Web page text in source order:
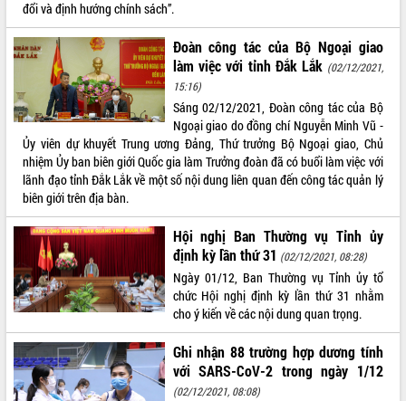
Hội thảo khoa học “Giải pháp thúc đẩy
phát triển nền kinh tế xanh tại tỉnh
Đắk Lắk”
Tăng cường giám sát, đôn đốc thực
hiện nhiệm vụ quản lý tài sản công
hàng tuần
Tháo gỡ những vướng mắc, đẩy mạnh
công tác cải cách thủ tục hành chính
tại Trung tâm Phục vụ hành chính
công tỉnh
thi Sáng tạo Kỹ thuật 2024 - 2025
Đắk Lắk rà soát, điều chỉnh Đề án 190
về phát triển nuôi trồng thủy sản
Phó Chủ tịch UBND tỉnh Đắk Lắk
Trương Công Thái kiểm tra thực địa
Dự án cao tốc Khánh Hòa - Buôn Ma
Thuột
Định vị cà phê Việt Nam như một “di
sản sống” trong dòng chảy toàn cầu
đổi và định hướng chính sách”.
Đoàn công tác của Bộ Ngoại giao
làm việc với tỉnh Đắk Lắk (02/12/2021,
15:16)
Sáng 02/12/2021, Đoàn công tác của Bộ
Ngoại giao do đồng chí Nguyễn Minh Vũ -
Ủy viên dự khuyết Trung ương Đảng, Thứ trưởng Bộ Ngoại giao, Chủ
nhiệm Ủy ban biên giới Quốc gia làm Trưởng đoàn đã có buổi làm việc với
lãnh đạo tỉnh Đắk Lắk về một số nội dung liên quan đến công tác quản lý
biên giới trên địa bàn.
Hội nghị Ban Thường vụ Tỉnh ủy
định kỳ lần thứ 31 (02/12/2021, 08:28)
Ngày 01/12, Ban Thường vụ Tỉnh ủy tổ
chức Hội nghị định kỳ lần thứ 31 nhằm
cho ý kiến về các nội dung quan trọng.
Ghi nhận 88 trường hợp dương tính
với SARS-CoV-2 trong ngày 1/12
(02/12/2021, 08:08)